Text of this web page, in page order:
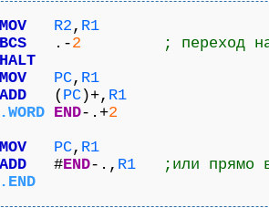
MOV
  R2
, R1
BCS
   .-
2
; переход
HALT
MOV PC, R1
ADD
   (
PC)+, R1
.WORD END-.+2
MOV
PC, R1
ADD
   #
END-., R1
;или прямо
.END